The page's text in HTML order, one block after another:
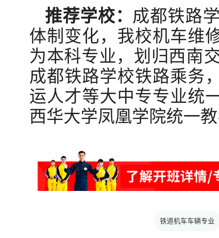
推荐学校： 成都铁路
体制变化，我校机车维
为本科专业，划归西南
成都铁路学校铁路乘务
运人才等大中专专业统
西华大学凤凰学院统一
铁道机车车辆专业